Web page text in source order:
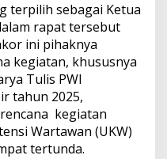
terpilih sebagai Ketua
rapat tersebut
ini pihaknya
kegiatan, khususnya
Tulis PWI
tahun 2025,
kegiatan
Wartawan (UKW)
tertunda.